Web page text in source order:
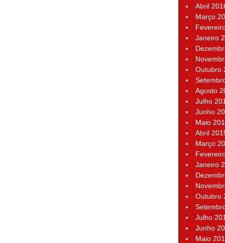
Abril
Março
Janeiro
Outubro
Agosto
Julho
Junho
Maio
Abril
Março
Janeiro
Outubro
Julho
Junho
Maio